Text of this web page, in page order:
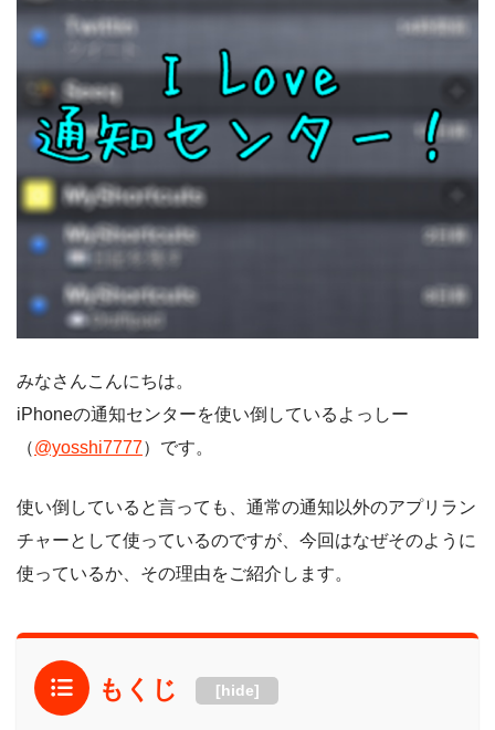
みなさんこんにちは。
iPhoneの通知センターを使い倒しているよっしー
（@yosshi7777）です。
使い倒していると言っても、通常の通知以外のアプリラン
チャーとして使っているのですが、今回はなぜそのように
使っているか、その理由をご紹介します。
もくじ [hide]